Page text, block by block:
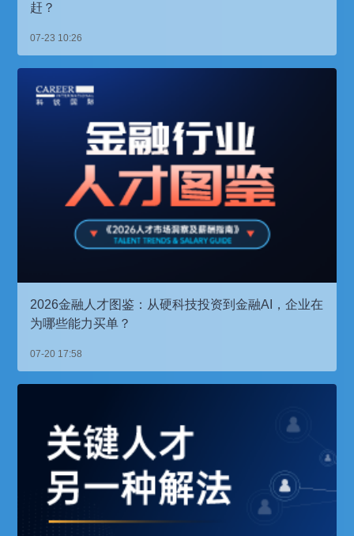
赶？
07-23 10:26
2026金融人才图鉴：从硬科技投资到金融AI，企业在
为哪些能力买单？
07-20 17:58